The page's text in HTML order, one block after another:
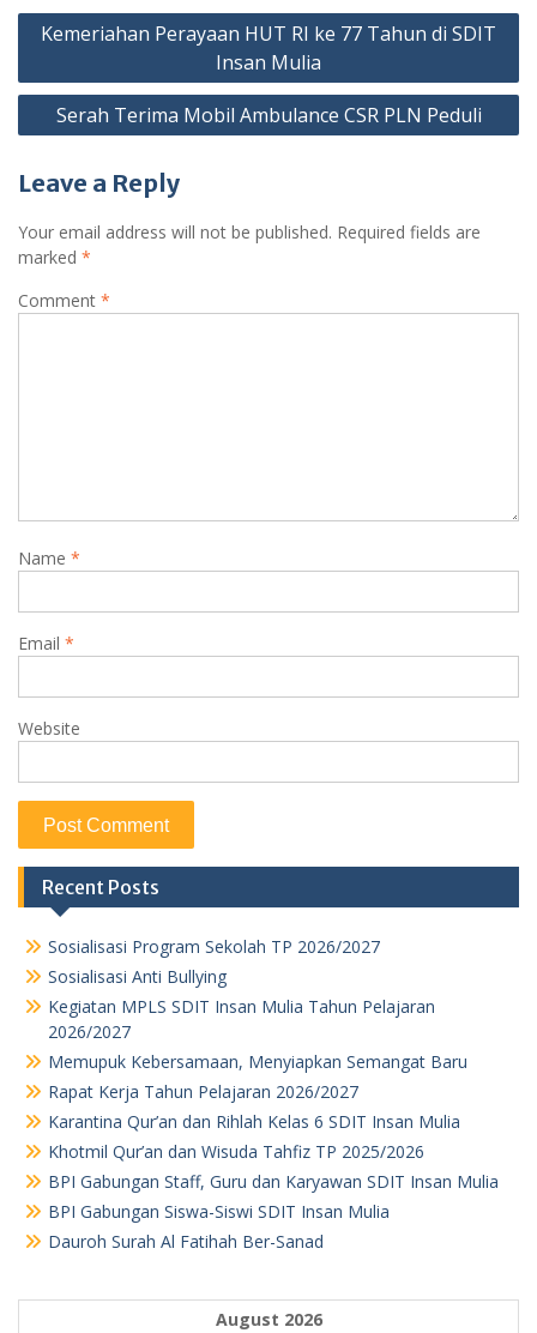
Post
Kemeriahan Perayaan HUT RI ke 77 Tahun di SDIT
Insan Mulia
Serah Terima Mobil Ambulance CSR PLN Peduli
Leave a Reply
Your email address will not be published. Required fields are
marked *
Comment *
Name *
Email *
Website
Recent Posts
Sosialisasi Program Sekolah TP 2026/2027
Sosialisasi Anti Bullying
Kegiatan MPLS SDIT Insan Mulia Tahun Pelajaran
2026/2027
Memupuk Kebersamaan, Menyiapkan Semangat Baru
Rapat Kerja Tahun Pelajaran 2026/2027
Karantina Qur’an dan Rihlah Kelas 6 SDIT Insan Mulia
Khotmil Qur’an dan Wisuda Tahfiz TP 2025/2026
BPI Gabungan Staff, Guru dan Karyawan SDIT Insan Mulia
BPI Gabungan Siswa-Siswi SDIT Insan Mulia
Dauroh Surah Al Fatihah Ber-Sanad
August 2026